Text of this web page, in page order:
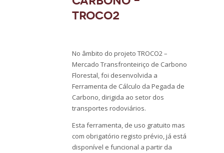
TROCO2
No âmbito do projeto TROCO2 –
Mercado Transfronteiriço de Carbono
Florestal, foi desenvolvida a
Ferramenta de Cálculo da Pegada de
Carbono, dirigida ao setor dos
transportes rodoviários.
Esta ferramenta, de uso gratuito mas
com obrigatório registo prévio, já está
disponível e funcional a partir da